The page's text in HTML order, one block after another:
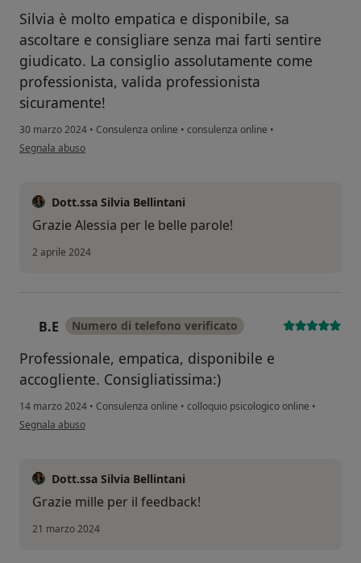
Silvia è molto empatica e disponibile, sa
ascoltare e consigliare senza mai farti sentire
giudicato. La consiglio assolutamente come
professionista, valida professionista
sicuramente!
30 marzo 2024 • Consulenza online • consulenza online •
secondo l'opinione dell'utente Alessia
Segnala abuso
Dott.ssa Silvia Bellintani
Grazie Alessia per le belle parole!
2 aprile 2024
B.E Numero di telefono verificato
Professionale, empatica, disponibile e
accogliente. Consigliatissima:)
14 marzo 2024 • Consulenza online • colloquio psicologico online •
secondo l'opinione dell'utente B.E
Segnala abuso
Dott.ssa Silvia Bellintani
Grazie mille per il feedback!
21 marzo 2024